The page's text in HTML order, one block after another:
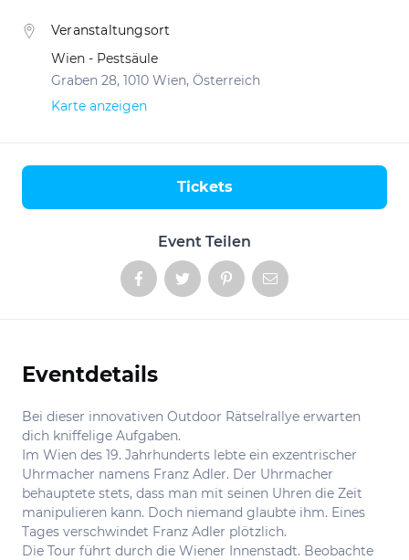
Veranstaltungsort
Wien - Pestsäule
Graben 28, 1010 Wien, Österreich
Karte anzeigen
Event Teilen
Tickets
Informationen
Eventdetails
Bei dieser innovativen Outdoor Rätselrallye erwarten
dich kniffelige Aufgaben.
Im Wien des 19. Jahrhunderts lebte ein exzentrischer
Uhrmacher namens Franz Adler. Der Uhrmacher
behauptete stets, dass man mit seinen Uhren die Zeit
manipulieren kann. Doch niemand glaubte ihm. Eines
Tages verschwindet Franz Adler plötzlich.
Die Tour führt durch die Wiener Innenstadt. Beobachte